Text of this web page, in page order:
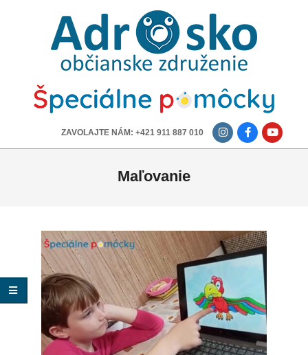
ADROSKO
OBČIANSKE
ZDRUŽENIE
ZAVOLAJTE NÁM: +421 911 887 010
Maľovanie